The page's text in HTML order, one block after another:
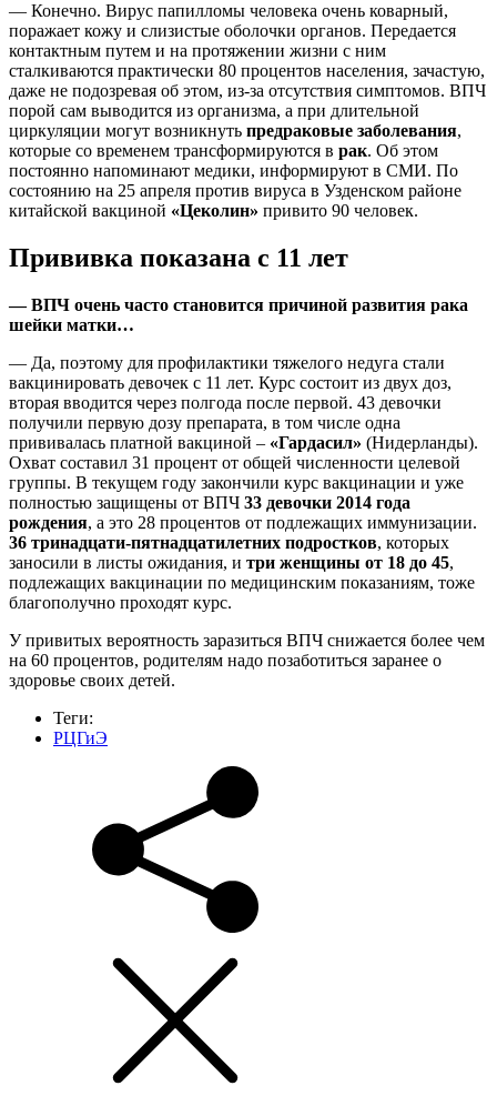
— Конечно. Вирус папилломы человека очень коварный,
поражает кожу и слизистые оболочки органов. Передается
контактным путем и на протяжении жизни с ним
сталкиваются практически 80 процентов населения, зачастую,
даже не подозревая об этом, из-за отсутствия симптомов. ВПЧ
порой сам выводится из организма, а при длительной
циркуляции могут возникнуть предраковые заболевания,
которые со временем трансформируются в рак. Об этом
постоянно напоминают медики, информируют в СМИ. По
состоянию на 25 апреля против вируса в Узденском районе
китайской вакциной «Цеколин» привито 90 человек.
Прививка показана с 11 лет
— ВПЧ очень часто становится причиной развития рака
шейки матки…
— Да, поэтому для профилактики тяжелого недуга стали
вакцинировать девочек с 11 лет. Курс состоит из двух доз,
вторая вводится через полгода после первой. 43 девочки
получили первую дозу препарата, в том числе одна
прививалась платной вакциной – «Гардасил» (Нидерланды).
Охват составил 31 процент от общей численности целевой
группы. В текущем году закончили курс вакцинации и уже
полностью защищены от ВПЧ 33 девочки 2014 года
рождения, а это 28 процентов от подлежащих иммунизации.
36 тринадцати-пятнадцатилетних подростков, которых
заносили в листы ожидания, и три женщины от 18 до 45,
подлежащих вакцинации по медицинским показаниям, тоже
благополучно проходят курс.
У привитых вероятность заразиться ВПЧ снижается более чем
на 60 процентов, родителям надо позаботиться заранее о
здоровье своих детей.
Теги:
РЦГиЭ